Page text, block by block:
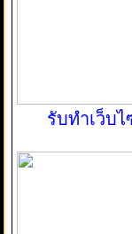
รับทำเว็บ